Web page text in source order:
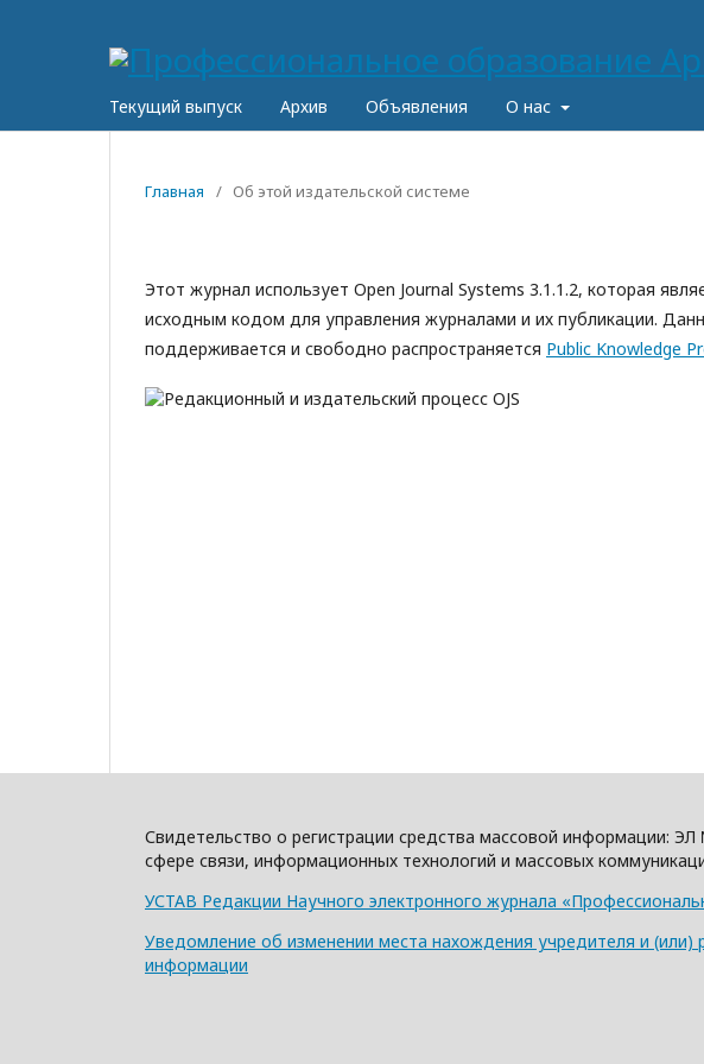
Текущий выпуск Архив Объявления О нас
Главная / Об этой издательской системе
Этот журнал использует Open Journal Systems 3.1.1.2, которая
исходным кодом для управления журналами и их публикации.
поддерживается и свободно распространяется Public Knowledge
Свидетельство о регистрации средства массовой информации:
сфере связи, информационных технологий и массовых
УСТАВ Редакции Научного электронного журнала
Уведомление об изменении места нахождения учредителя и
информации